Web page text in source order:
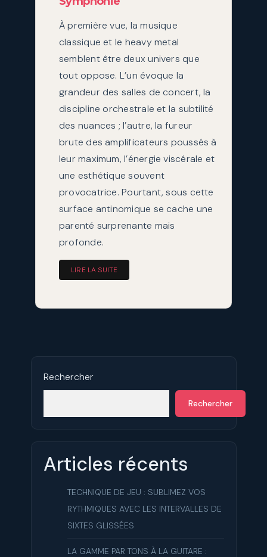
À première vue, la musique
classique et le heavy metal
semblent être deux univers que
tout oppose. L’un évoque la
grandeur des salles de concert, la
discipline orchestrale et la subtilité
des nuances ; l’autre, la fureur
brute des amplificateurs poussés à
leur maximum, l’énergie viscérale et
une esthétique souvent
provocatrice. Pourtant, sous cette
surface antinomique se cache une
parenté surprenante mais
profonde.
LIRE LA SUITE
Rechercher
Rechercher
Articles récents
TECHNIQUE DE JEU : SUBLIMEZ VOS
RYTHMIQUES AVEC LES INTERVALLES DE
SIXTES GLISSÉES
LA GAMME PAR TONS À LA GUITARE :